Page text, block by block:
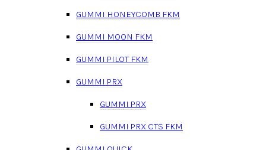
GUMMI HONEYCOMB FKM
GUMMI MOON FKM
GUMMI PILOT FKM
GUMMI PRX
GUMMI PRX
GUMMI PRX CTS FKM